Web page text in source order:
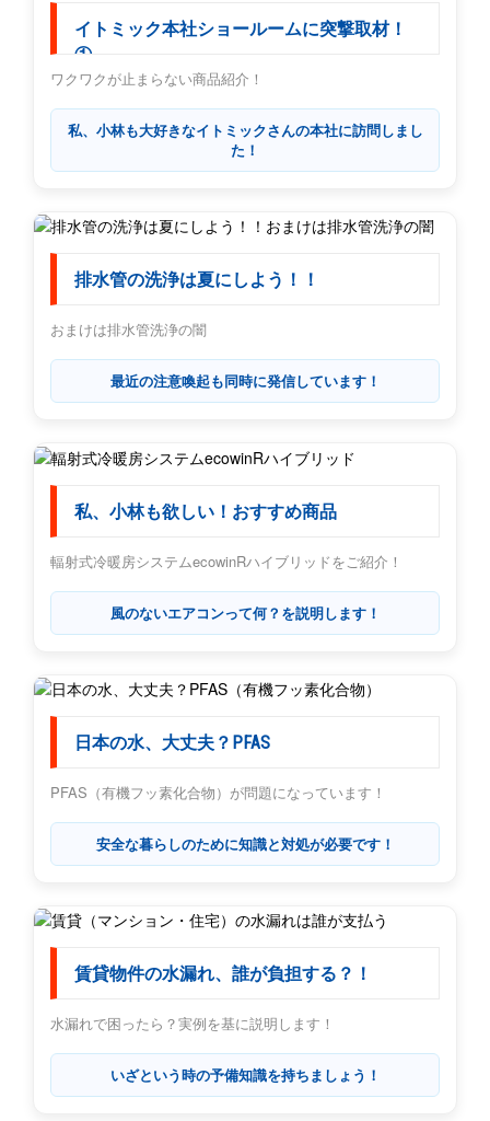
イトミック本社ショールームに突撃取材！
①
ワクワクが止まらない商品紹介！
私、小林も大好きなイトミックさんの本社に訪問しまし
た！
排水管の洗浄は夏にしよう！！
おまけは排水管洗浄の闇
最近の注意喚起も同時に発信しています！
私、小林も欲しい！おすすめ商品
輻射式冷暖房システムecowinRハイブリッドをご紹介！
風のないエアコンって何？を説明します！
日本の水、大丈夫？PFAS
PFAS（有機フッ素化合物）が問題になっています！
安全な暮らしのために知識と対処が必要です！
賃貸物件の水漏れ、誰が負担する？！
水漏れで困ったら？実例を基に説明します！
いざという時の予備知識を持ちましょう！